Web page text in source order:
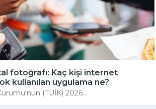
fotoğrafı: Kaç kişi internet
kullanılan uygulama ne?
(TÜİK) 2026...